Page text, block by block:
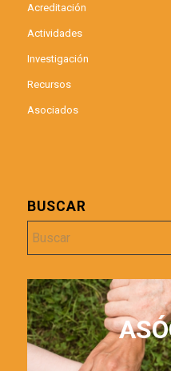
Acreditación
Actividades
Investigación
Recursos
Asociados
BUSCAR